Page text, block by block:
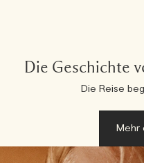
Die Geschichte
Die Reise
Mehr